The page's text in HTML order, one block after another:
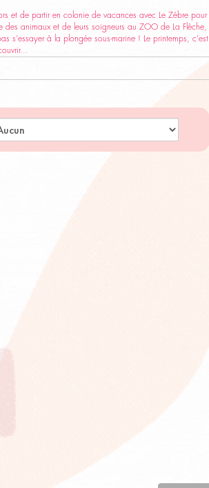
et de partir en colonie de vacances avec Le Zèbre pour
animaux et de leurs soigneurs au ZOO de La Flèche,
s’essayer à la plongée sous-marine ! Le printemps, c’est